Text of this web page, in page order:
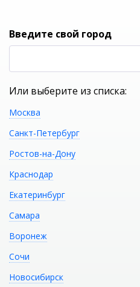
Введите свой город
Или выберите из списка:
Москва
Санкт-Петербург
Ростов-на-Дону
Краснодар
Екатеринбург
Самара
Воронеж
Сочи
Новосибирск